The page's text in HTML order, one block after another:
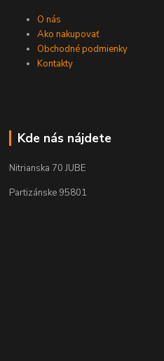
O nás
Ako nakupovať
Obchodné podmienky
Kontakty
Kde nás nájdete
Nitrianska 70 JUBE
Partizánske 95801